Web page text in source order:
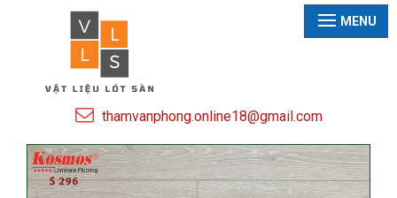
thamvanphong.online18@gmail.com
MENU